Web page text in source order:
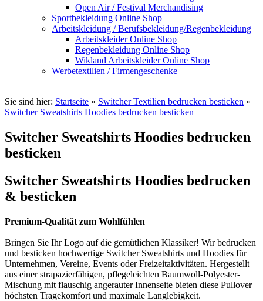
Open Air / Festival Merchandising
Sportbekleidung Online Shop
Arbeitskleidung / Berufsbekleidung/Regenbekleidung
Arbeitskleider Online Shop
Regenbekleidung Online Shop
Wikland Arbeitskleider Online Shop
Werbetextilien / Firmengeschenke
Sie sind hier: Startseite » Switcher Textilien bedrucken besticken »
Switcher Sweatshirts Hoodies bedrucken besticken
Switcher Sweatshirts Hoodies bedrucken
besticken
Switcher Sweatshirts Hoodies bedrucken
& besticken
Premium-Qualität zum Wohlfühlen
Bringen Sie Ihr Logo auf die gemütlichen Klassiker! Wir bedrucken
und besticken hochwertige Switcher Sweatshirts und Hoodies für
Unternehmen, Vereine, Events oder Freizeitaktivitäten. Hergestellt
aus einer strapazierfähigen, pflegeleichten Baumwoll-Polyester-
Mischung mit flauschig angerauter Innenseite bieten diese Pullover
höchsten Tragekomfort und maximale Langlebigkeit.